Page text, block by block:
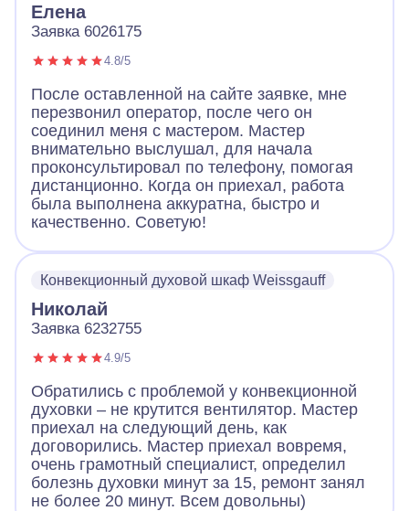
Елена
Заявка 6026175
4.8/5
После оставленной на сайте заявке, мне
перезвонил оператор, после чего он
соединил меня с мастером. Мастер
внимательно выслушал, для начала
проконсультировал по телефону, помогая
дистанционно. Когда он приехал, работа
была выполнена аккуратна, быстро и
качественно. Советую!
Конвекционный духовой шкаф Weissgauff
Николай
Заявка 6232755
4.9/5
Обратились с проблемой у конвекционной
духовки – не крутится вентилятор. Мастер
приехал на следующий день, как
договорились. Мастер приехал вовремя,
очень грамотный специалист, определил
болезнь духовки минут за 15, ремонт занял
не более 20 минут. Всем довольны)